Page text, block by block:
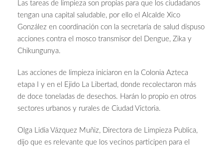
Las tareas de limpieza son propias para que los ciudadanos
tengan una capital saludable, por ello el Alcalde Xico
González en coordinación con la secretaría de salud dispuso
acciones contra el mosco transmisor del Dengue, Zika y
Chikungunya.
Las acciones de limpieza iniciaron en la Colonia Azteca
etapa I y en el Ejido La Libertad, donde recolectaron más
de doce toneladas de desechos. Harán lo propio en otros
sectores urbanos y rurales de Ciudad Victoria.
Olga Lidia Vázquez Muñiz, Directora de Limpieza Publica,
dijo que es relevante que los vecinos participen para el